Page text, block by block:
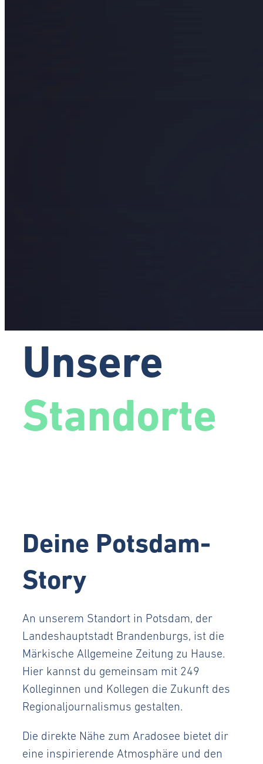
Unsere
Standorte
Deine Potsdam-
Story
An unserem Standort in Potsdam, der
Landeshauptstadt Brandenburgs, ist die
Märkische Allgemeine Zeitung zu Hause.
Hier kannst du gemeinsam mit 249
Kolleginnen und Kollegen die Zukunft des
Regionaljournalismus gestalten.
Die direkte Nähe zum Aradosee bietet dir
eine inspirierende Atmosphäre und den